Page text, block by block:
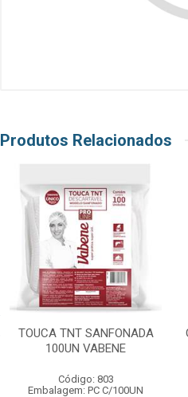
Produtos Relacionados
TOUCA TNT SANFONADA
100UN VABENE
Código: 803
Embalagem: PC C/100UN